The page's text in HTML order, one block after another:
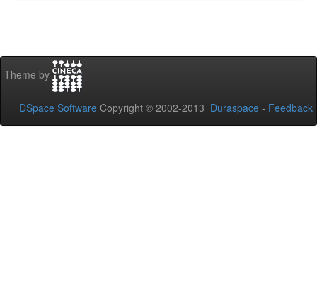
Theme by
DSpace Software Copyright © 2002-2013 Duraspace - Feedback